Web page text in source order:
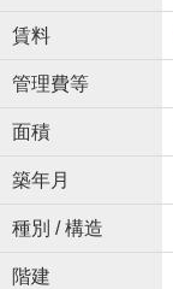
賃料
管理費等
面積
築年月
種別 / 構造
階建